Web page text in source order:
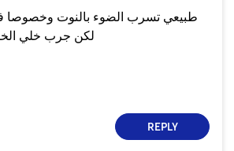
طبيعي تسرب الضوء بالنوت وخصوصا
لكن جرب خلي
REPLY